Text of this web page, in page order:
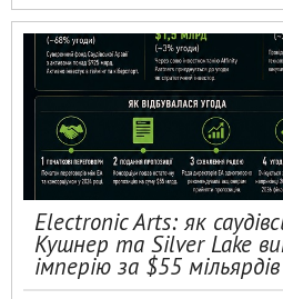
Electronic Arts: як
Кушнер та Silver Lake
імперію за $55 мільярдів